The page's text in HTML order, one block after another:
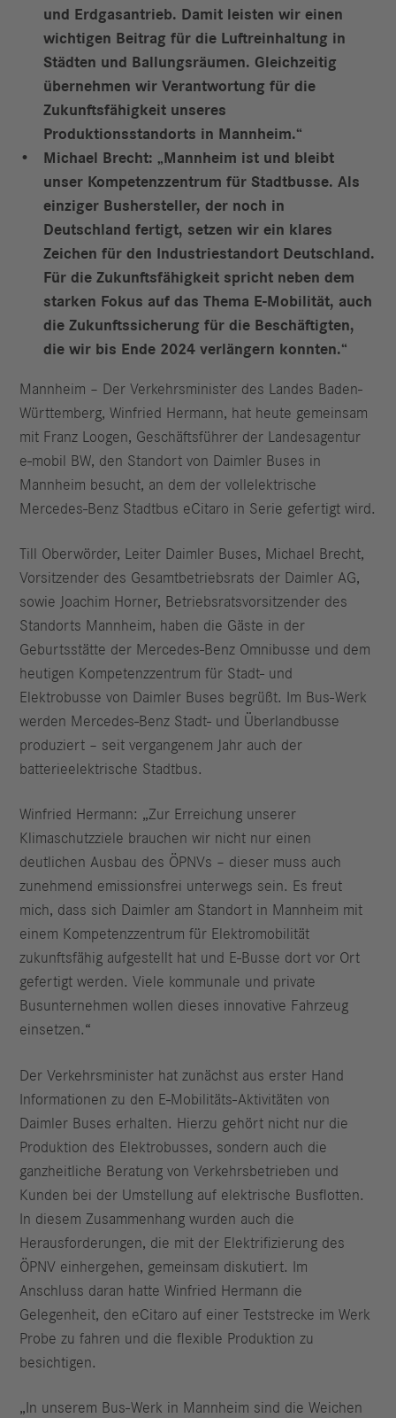
und Erdgasantrieb. Damit leisten wir einen
wichtigen Beitrag für die Luftreinhaltung in
Städten und Ballungsräumen. Gleichzeitig
übernehmen wir Verantwortung für die
Zukunftsfähigkeit unseres
Produktionsstandorts in Mannheim.“
Michael Brecht: „Mannheim ist und bleibt
unser Kompetenzzentrum für Stadtbusse. Als
einziger Bushersteller, der noch in
Deutschland fertigt, setzen wir ein klares
Zeichen für den Industriestandort Deutschland.
Für die Zukunftsfähigkeit spricht neben dem
starken Fokus auf das Thema E-Mobilität, auch
die Zukunftssicherung für die Beschäftigten,
die wir bis Ende 2024 verlängern konnten.“
Mannheim – Der Verkehrsminister des Landes Baden-
Württemberg, Winfried Hermann, hat heute gemeinsam
mit Franz Loogen, Geschäftsführer der Landesagentur
e-mobil BW, den Standort von Daimler Buses in
Mannheim besucht, an dem der vollelektrische
Mercedes-Benz Stadtbus eCitaro in Serie gefertigt wird.
Till Oberwörder, Leiter Daimler Buses, Michael Brecht,
Vorsitzender des Gesamtbetriebsrats der Daimler AG,
sowie Joachim Horner, Betriebsratsvorsitzender des
Standorts Mannheim, haben die Gäste in der
Geburtsstätte der Mercedes-Benz Omnibusse und dem
heutigen Kompetenzzentrum für Stadt- und
Elektrobusse von Daimler Buses begrüßt. Im Bus-Werk
werden Mercedes-Benz Stadt- und Überlandbusse
produziert – seit vergangenem Jahr auch der
batterieelektrische Stadtbus.
Winfried Hermann: „Zur Erreichung unserer
Klimaschutzziele brauchen wir nicht nur einen
deutlichen Ausbau des ÖPNVs – dieser muss auch
zunehmend emissionsfrei unterwegs sein. Es freut
mich, dass sich Daimler am Standort in Mannheim mit
einem Kompetenzzentrum für Elektromobilität
zukunftsfähig aufgestellt hat und E-Busse dort vor Ort
gefertigt werden. Viele kommunale und private
Busunternehmen wollen dieses innovative Fahrzeug
einsetzen.“
Der Verkehrsminister hat zunächst aus erster Hand
Informationen zu den E-Mobilitäts-Aktivitäten von
Daimler Buses erhalten. Hierzu gehört nicht nur die
Produktion des Elektrobusses, sondern auch die
ganzheitliche Beratung von Verkehrsbetrieben und
Kunden bei der Umstellung auf elektrische Busflotten.
In diesem Zusammenhang wurden auch die
Herausforderungen, die mit der Elektrifizierung des
ÖPNV einhergehen, gemeinsam diskutiert. Im
Anschluss daran hatte Winfried Hermann die
Gelegenheit, den eCitaro auf einer Teststrecke im Werk
Probe zu fahren und die flexible Produktion zu
besichtigen.
„In unserem Bus-Werk in Mannheim sind die Weichen